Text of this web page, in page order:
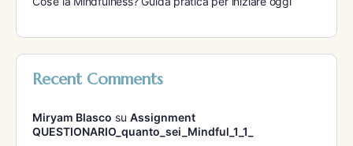
Recent Comments
Miryam Blasco su Assignment
QUESTIONARIO_quanto_sei_Mindful_1_1_